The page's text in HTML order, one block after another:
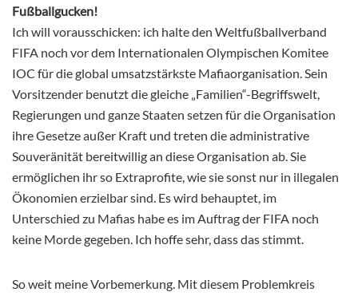
Fußballgucken!
Ich will vorausschicken: ich halte den Weltfußballverband
FIFA noch vor dem Internationalen Olympischen Komitee
IOC für die global umsatzstärkste Mafiaorganisation. Sein
Vorsitzender benutzt die gleiche „Familien“-Begriffswelt,
Regierungen und ganze Staaten setzen für die Organisation
ihre Gesetze außer Kraft und treten die administrative
Souveränität bereitwillig an diese Organisation ab. Sie
ermöglichen ihr so Extraprofite, wie sie sonst nur in illegalen
Ökonomien erzielbar sind. Es wird behauptet, im
Unterschied zu Mafias habe es im Auftrag der FIFA noch
keine Morde gegeben. Ich hoffe sehr, dass das stimmt.
So weit meine Vorbemerkung. Mit diesem Problemkreis